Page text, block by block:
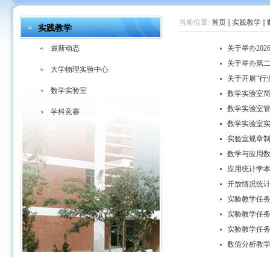
实践教学
最新动态
大学物理实验中心
数学实验室
学科竞赛
当前位置: 首页 实践教学
关于举办
关于举办第
关于开展“行
数学实验室
数学实验室
数学实验室
实验室规章
数学与应用
应用统计学
开放情况统计
实验教学任
实验教学任
实验教学任
数值分析教